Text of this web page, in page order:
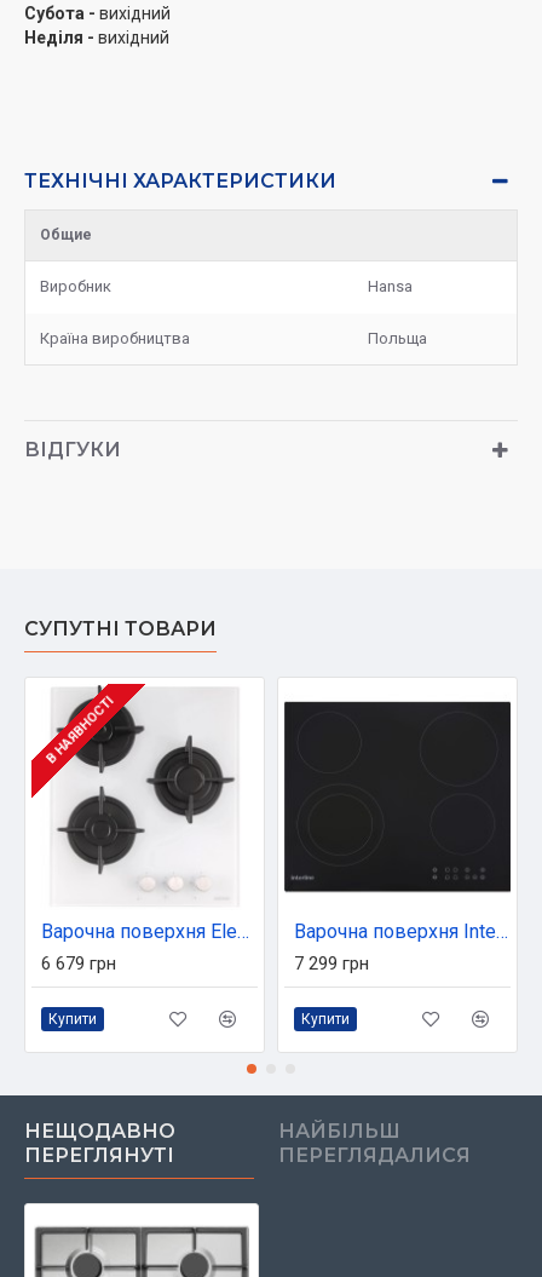
Субота - вихідний
Неділя - вихідний
ТЕХНІЧНІ ХАРАКТЕРИСТИКИ
Общие
Виробник Hansa
Країна виробництва Польща
ВІДГУКИ
СУПУТНІ ТОВАРИ
В НАЯВНОСТІ
Варочна поверхня Eleyus MALVA 45 WH CF
6 679 грн
Купити
Варочна поверхня Interline HHV 566 SZP BA
7 299 грн
Купити
НЕЩОДАВНО
ПЕРЕГЛЯНУТІ
НАЙБІЛЬШ
ПЕРЕГЛЯДАЛИСЯ